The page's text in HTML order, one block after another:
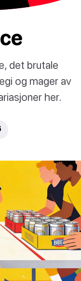
det brutale
og mager av
her.